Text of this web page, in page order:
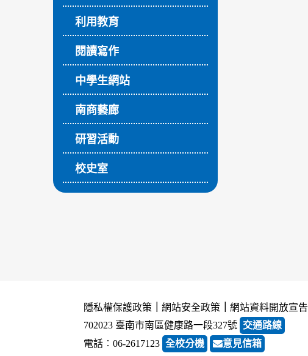
利用教育
閱讀寫作
中學生網站
南商藝廊
研習活動
校史室
隱私權保護政策 網站安全政策
網站資料開放宣告
702023 臺南市南區健康路一段327號 交通路線
電話︰06-2617123 全校分機 意見信箱